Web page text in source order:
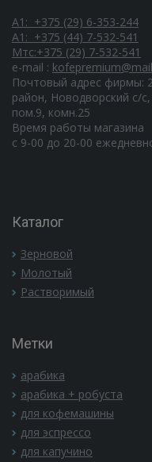
Каталог
Зерновой
Молотый
Растворимый
Метки
арабика
арабика + робуста
для кофемашины
для эспрессо
для капучино
А1: +375 (29) 6-353-244
А1: +375 (44) 7-532-541
Мтс:+375 (29) 7-532-541
e-mail :
Почтовый адрес фирмы:
район, Новодворский с/
пом.9, комн.25
Время работы магазина
c 9-00 до 20-00